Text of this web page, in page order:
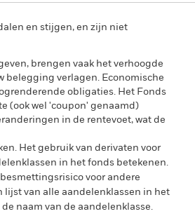
en stijgen, en zijn niet
brengen vaak het verhoogde
belegging verlagen. Economische
obligaties. Het Fonds
(ook wel 'coupon' genaamd)
in de rentevoet, wat de
Het gebruik van derivaten voor
in het fonds betekenen.
voor andere
lijst van alle aandelenklassen in het
naam van de aandelenklasse.